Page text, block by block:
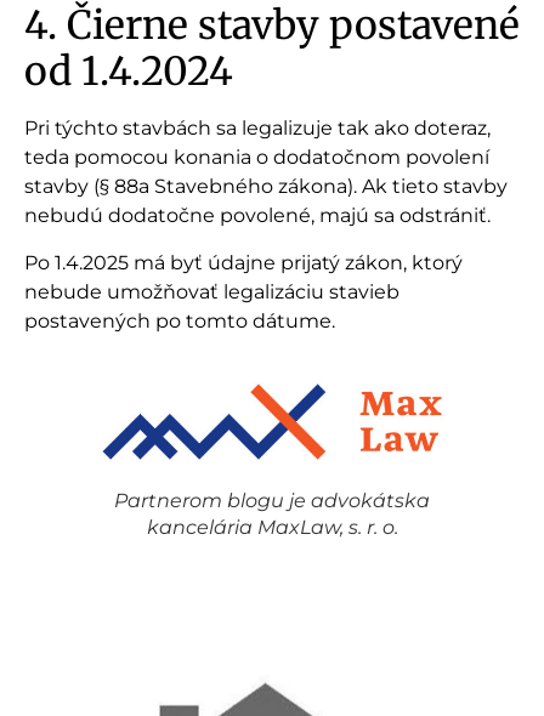
4. Čierne stavby postavené
od 1.4.2024
Pri týchto stavbách sa legalizuje tak ako doteraz,
teda pomocou konania o dodatočnom povolení
stavby (§ 88a Stavebného zákona). Ak tieto stavby
nebudú dodatočne povolené, majú sa odstrániť.
Po 1.4.2025 má byť údajne prijatý zákon, ktorý
nebude umožňovať legalizáciu stavieb
postavených po tomto dátume.
Partnerom blogu je advokátska
kancelária MaxLaw, s. r. o.